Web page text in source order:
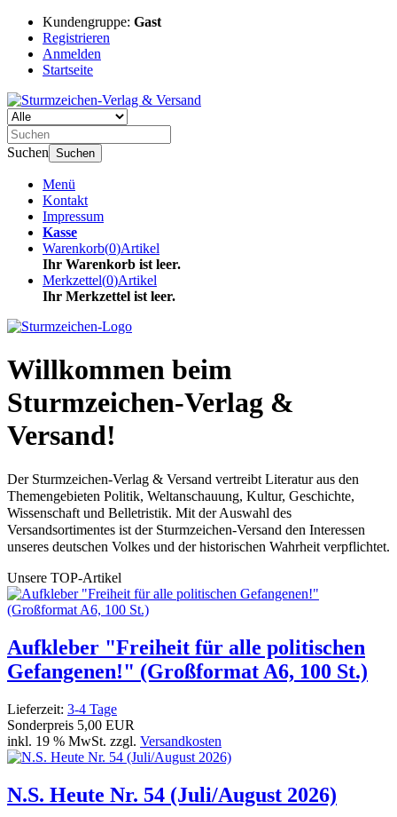
Kundengruppe: Gast
Registrieren
Anmelden
Startseite
Suchen Suchen
Menü
Kontakt
Impressum
Kasse
Warenkorb(0)Artikel
Ihr Warenkorb ist leer.
Merkzettel(0)Artikel
Ihr Merkzettel ist leer.
Willkommen beim
Sturmzeichen-Verlag &
Versand!
Der Sturmzeichen-Verlag & Versand vertreibt Literatur aus den
Themengebieten Politik, Weltanschauung, Kultur, Geschichte,
Wissenschaft und Belletristik. Mit der Auswahl des
Versandsortimentes ist der Sturmzeichen-Versand den Interessen
unseres deutschen Volkes und der historischen Wahrheit verpflichtet.
Unsere TOP-Artikel
Aufkleber "Freiheit für alle politischen
Gefangenen!" (Großformat A6, 100 St.)
Lieferzeit: 3-4 Tage
Sonderpreis 5,00 EUR
inkl. 19 % MwSt. zzgl. Versandkosten
N.S. Heute Nr. 54 (Juli/August 2026)